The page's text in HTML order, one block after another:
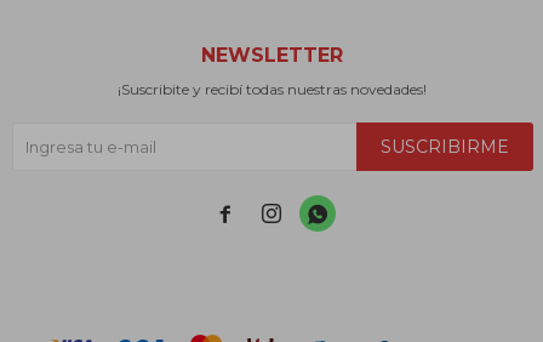
NEWSLETTER
¡Suscribite y recibí todas nuestras novedades!
SUSCRIBIRME
  